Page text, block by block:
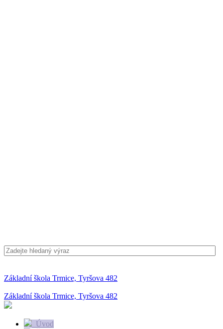
Základní škola Trmice, Tyršova 482
Základní škola Trmice, Tyršova 482
Úvod